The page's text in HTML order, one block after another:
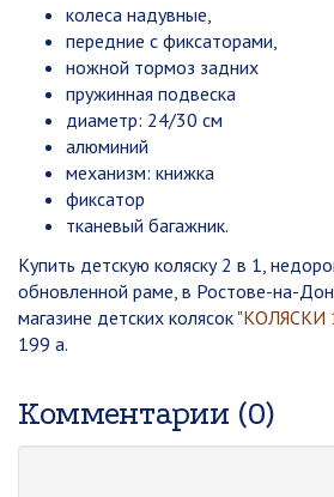
колеса надувные,
передние с фиксаторами,
ножной тормоз задних
пружинная подвеска
диаметр: 24/30 см
алюминий
механизм: книжка
фиксатор
тканевый багажник.
Купить детскую коляску 2 в 1,
обновленной раме, в Ростове-на-
магазине детских колясок "КОЛЯСКИ
199 а.
Комментарии (0)